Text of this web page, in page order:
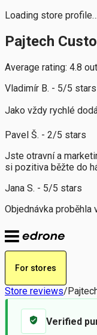
Loading store profile…
Pajtech
Average rating: 4.8
Vladimír B. - 5/5 stars
Jako vždy rychlé
Pavel Š. - 2/5 stars
Jste otravní a
si pozitiva běžte do
Jana S. - 5/5 stars
Objednávka proběhla
For stores
Store reviews/
Verified